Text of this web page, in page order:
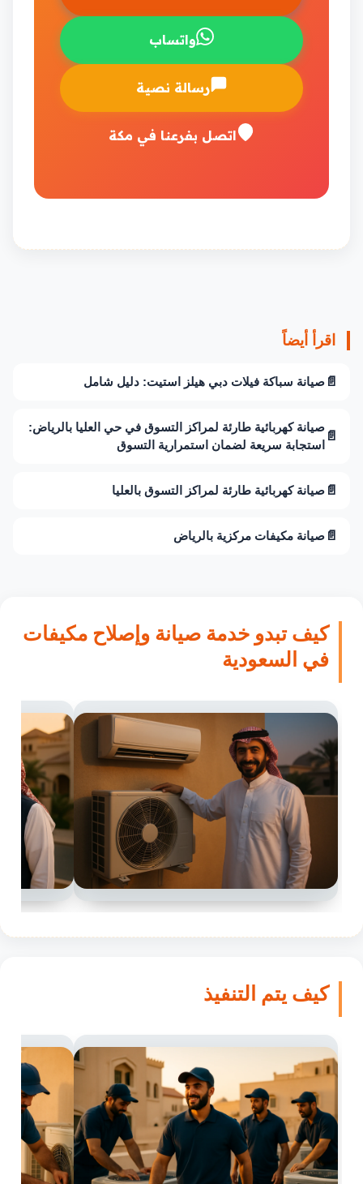
واتساب
رسالة نصية
اتصل بفرعنا في مكة
اقرأ أيضاً
📄 صيانة سباكة فيلات دبي هيلز استيت: دليل شامل
📄
صيانة كهربائية طارئة لمراكز التسوق في حي العليا بالرياض:
استجابة سريعة لضمان استمرارية التسوق
📄 صيانة كهربائية طارئة لمراكز التسوق بالعليا
📄 صيانة مكيفات مركزية بالرياض
كيف تبدو خدمة صيانة وإصلاح مكيفات
في السعودية
كيف يتم التنفيذ